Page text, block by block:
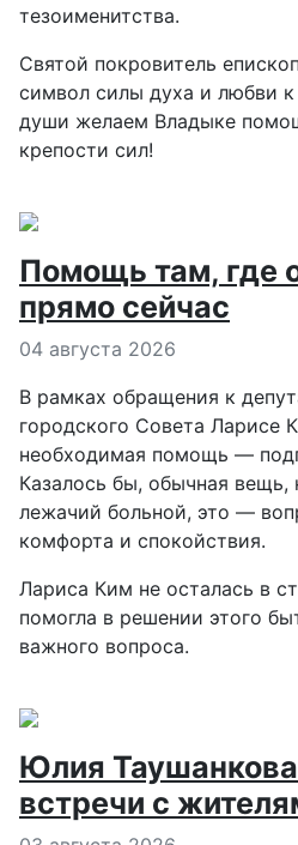
тезоименитства.
Святой покровитель
символ силы духа и любви к
души желаем Владыке
крепости сил!
Помощь там, где
прямо сейчас
Информация о материале
04 августа 2026
В рамках обращения к
городского Совета Ларисе
необходимая помощь —
Казалось бы, обычная вещь,
лежачий больной, это —
комфорта и спокойствия.
Лариса Ким не осталась в
помогла в решении этого
важного вопроса.
Юлия
встречи с